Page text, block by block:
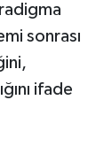
sonrası
ifade